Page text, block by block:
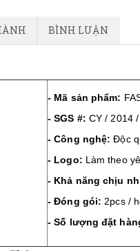
BÌNH LUẬN
- Mã sản phẩm:
- SGS #: CY / 2014
- Công nghệ: Độc
- Logo: Làm theo
- Khả năng chịu
- Đóng gói: 2pcs /
- Số lượng đặt